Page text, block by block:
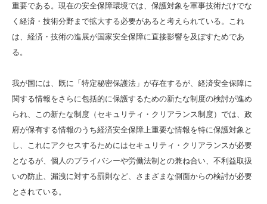
重要である。現在の安全保障環境では、保護対象を軍事技術だけでな
く経済・技術分野まで拡大する必要があると考えられている。これ
は、経済・技術の進展が国家安全保障に直接影響を及ぼすためであ
る。
我が国には、既に「特定秘密保護法」が存在するが、経済安全保障に
関する情報をさらに包括的に保護するための新たな制度の検討が進め
られ、この新たな制度（セキュリティ・クリアランス制度）では、政
府が保有する情報のうち経済安全保障上重要な情報を特に保護対象と
し、これにアクセスするためにはセキュリティ・クリアランスが必要
となるが、個人のプライバシーや労働法制との兼ね合い、不利益取扱
いの防止、漏洩に対する罰則など、さまざまな側面からの検討が必要
とされている。